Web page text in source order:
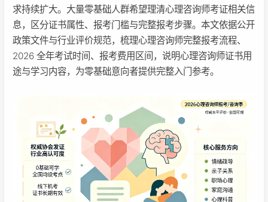
求持续扩大。大量零基础人群希望理清心理咨询师考证相关信
息，区分证书属性、报考门槛与完整报考步骤。本文依据公开
政策文件与行业评价规范，梳理心理咨询师完整报考流程、
2026 全年考试时间、报考费用区间，说明心理咨询师证书用
途与学习内容，为零基础意向者提供完整入门参考。